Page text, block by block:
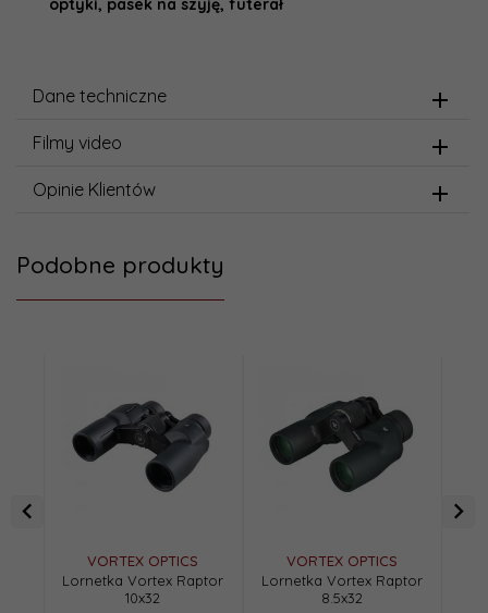
optyki, pasek na szyję, futerał
Dane techniczne
Filmy video
Opinie Klientów
Podobne produkty
VORTEX OPTICS
Lornetka Vortex Raptor
10x32
VORTEX OPTICS
Lornetka Vortex Raptor
8.5x32